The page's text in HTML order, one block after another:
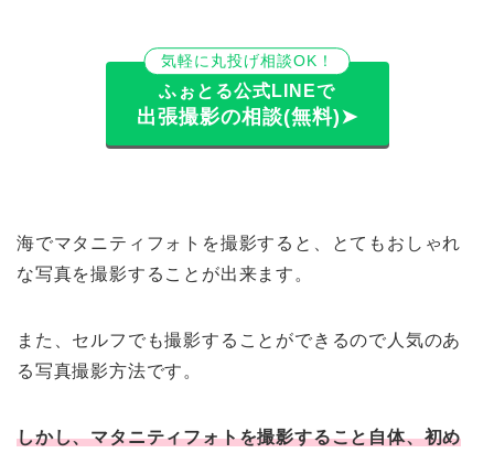
気軽に丸投げ相談OK！
ふぉとる公式LINEで
出張撮影の相談(無料)➤
海でマタニティフォトを撮影すると、とてもおしゃれ
な写真を撮影することが出来ます。
また、セルフでも撮影することができるので人気のあ
る写真撮影方法です。
しかし、マタニティフォトを撮影すること自体、初め